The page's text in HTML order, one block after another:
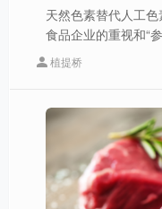
天然色素替代人工
食品企业的重视和“
会超过预期。
植提桥